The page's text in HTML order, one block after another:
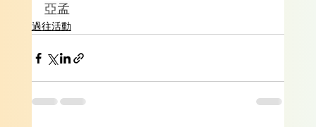
亞孟
過往活動